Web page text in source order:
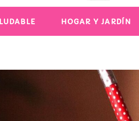
HOGAR Y JARDÍN